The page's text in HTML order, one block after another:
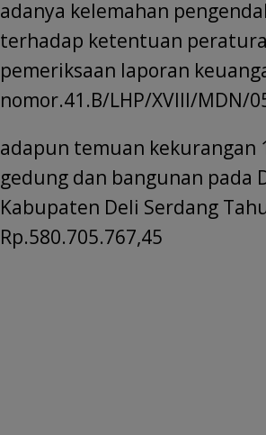
adanya kelemahan
terhadap ketentuan
pemeriksaan laporan
nomor.41.B/LHP/XVIII/MDN/
adapun temuan kekurangan
gedung dan bangunan pada
Kabupaten Deli Serdang
Rp.580.705.767,45